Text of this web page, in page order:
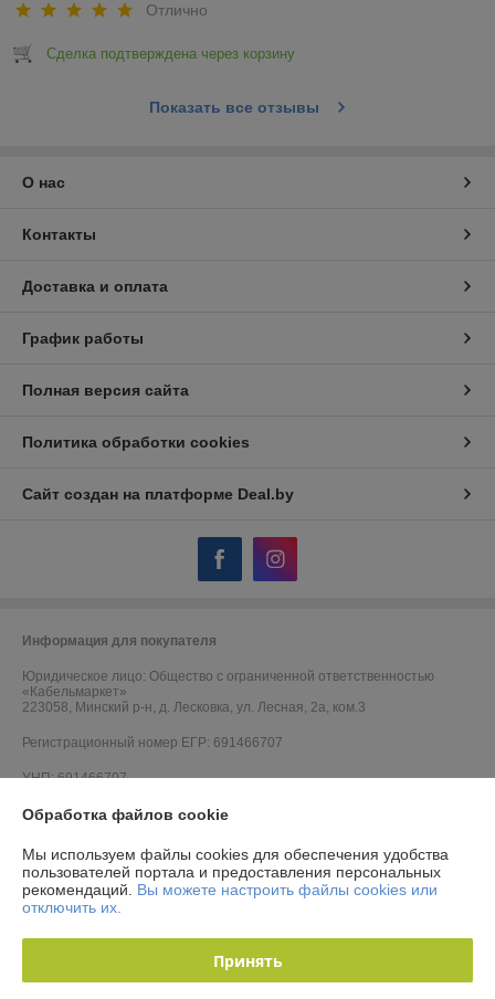
Отлично
Сделка подтверждена через корзину
Показать все отзывы
О нас
Контакты
Доставка и оплата
График работы
Полная версия сайта
Политика обработки cookies
Сайт создан на платформе Deal.by
Информация для покупателя
Юридическое лицо: Общество с ограниченной ответственностью
«Кабельмаркет»
223058, Минский р-н, д. Лесковка, ул. Лесная, 2а, ком.3
Регистрационный номер ЕГР: 691466707
УНП: 691466707
Регистрационный орган: Минский горисполком
Дата регистрации компании: 06.09.2012
Ссылка на свидетельство/лицензию
Ссылка на свидетельство/лицензию
Обработка файлов cookie
Мы используем файлы cookies для обеспечения удобства
пользователей портала и предоставления персональных
рекомендаций. Вы можете настроить файлы cookies или
отключить их.
Принять